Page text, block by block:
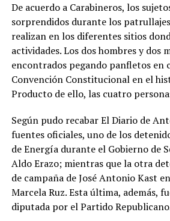
De acuerdo a Carabineros, los
sorprendidos durante los
realizan en los diferentes sitios
actividades. Los dos hombres y dos
encontrados pegando panfletos en
Convención Constitucional en el
Producto de ello, las cuatro
Según pudo recabar El Diario de
fuentes oficiales, uno de los
de Energía durante el Gobierno de
Aldo Erazo; mientras que la otra
de campaña de José Antonio Kast
Marcela Ruz. Esta última, además,
diputada por el Partido